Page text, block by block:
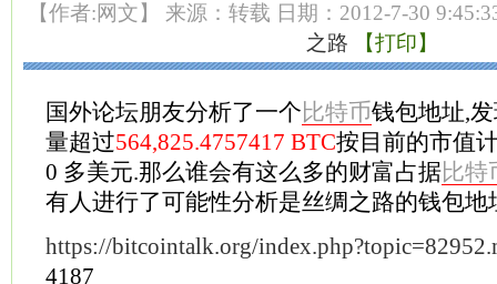
【作者:网文】 来源：转载 日期：2012-7-30
之路
【打印】
国外论坛朋友分析了一个比特币钱包地址,
量超过564,825.4757417 BTC按目前的市值
0 多美元.那么谁会有这么多的财富占据比特
有人进行了可能性分析是丝绸之路的钱包地
https://bitcointalk.org/
4187